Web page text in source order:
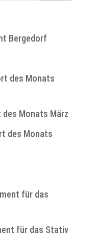
Bergedorf
des Monats
Monats März
des Monats
für das
für das Stativ